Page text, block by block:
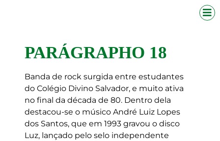
PARÁGRAPHO 18
Banda de rock surgida entre estudantes
do Colégio Divino Salvador, e muito ativa
no final da década de 80. Dentro dela
destacou-se o músico André Luiz Lopes
dos Santos, que em 1993 gravou o disco
Luz, lançado pelo selo independente